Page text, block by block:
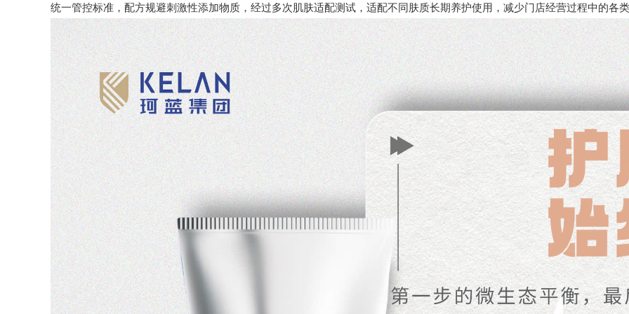
统一管控标准，配方规避刺激性添加物质，经过多次肌肤适配测试，适配不同肤质长期养护使用，减少门店经营过程中的各